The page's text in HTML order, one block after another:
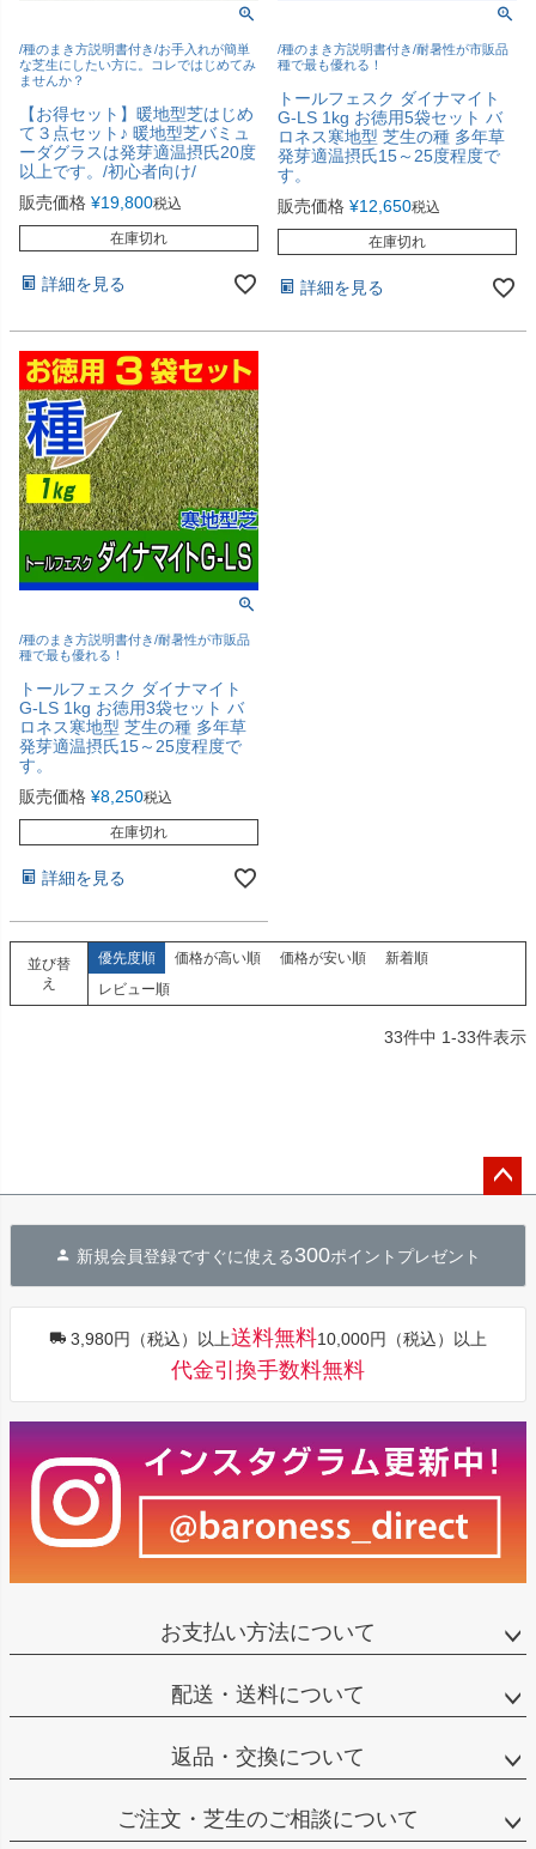
/種のまき方説明書付き/お手入れが簡単
な芝生にしたい方に。コレではじめてみ
ませんか？
【お得セット】暖地型芝はじめ
て３点セット♪ 暖地型芝バミュ
ーダグラスは発芽適温摂氏20度
以上です。/初心者向け/
販売価格 ¥19,800税込
在庫切れ
詳細を見る
/種のまき方説明書付き/耐暑性が市販品
種で最も優れる！
トールフェスク ダイナマイト
G-LS 1kg お徳用5袋セット バ
ロネス寒地型 芝生の種 多年草
発芽適温摂氏15～25度程度で
す。
販売価格 ¥12,650税込
在庫切れ
詳細を見る
/種のまき方説明書付き/耐暑性が市販品
種で最も優れる！
トールフェスク ダイナマイト
G-LS 1kg お徳用3袋セット バ
ロネス寒地型 芝生の種 多年草
発芽適温摂氏15～25度程度で
す。
販売価格 ¥8,250税込
在庫切れ
詳細を見る
並び替
え
優先度順 価格が高い順 価格が安い順
新着順
レビュー順
33件中 1-33件表示
へ
新規会員登録ですぐに使える300ポイントプレゼント
3,980円（税込）以上送料無料10,000円（税込）以上
代金引換手数料無料
お支払い方法について
配送・送料について
返品・交換について
ご注文・芝生のご相談について